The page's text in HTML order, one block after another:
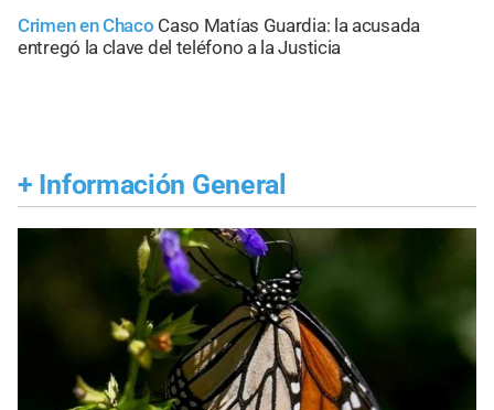
Crimen en Chaco Caso Matías Guardia: la acusada
entregó la clave del teléfono a la Justicia
+ Información General